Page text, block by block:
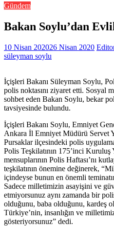
Gündem
Bakan Soylu’dan
10 Nisan 202026 Nisan 2020
süleyman soylu
İçişleri Bakanı Süleyman Soylu,
polis noktasını ziyaret etti. Sosyal
sohbet eden Bakan Soylu, bekar
tavsiyesinde bulundu.
İçişleri Bakanı Soylu, Emniyet
Ankara İl Emniyet Müdürü Servet
Pursaklar ilçesindeki polis
Polis Teşkilatının 175’inci
mensuplarının Polis Haftası’nı
teşkilatının önemine değinerek,
içindeyse bunun en önemli
Sadece milletimizin asayişini ve
etmiyorsunuz aynı zamanda bir
olduğunu, baba olduğunu, kardeş
Türkiye’nin, insanlığın ve
gösteriyorsunuz” dedi.